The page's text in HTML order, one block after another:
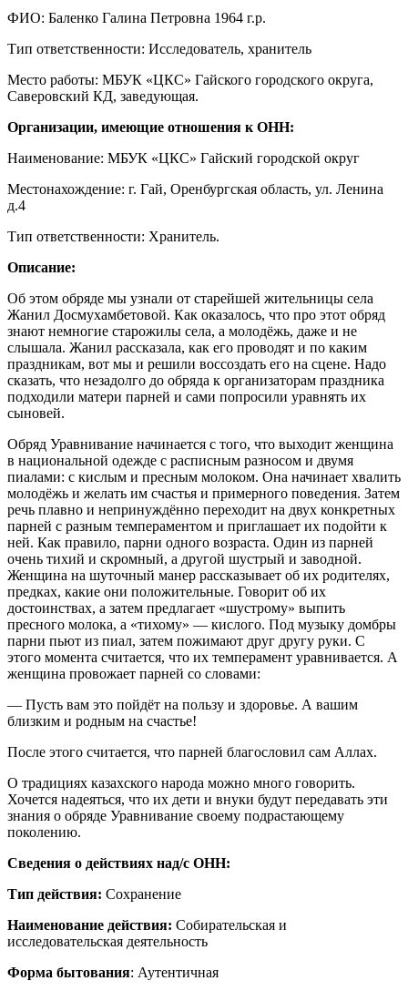
ФИО: Баленко Галина Петровна 1964 г.р.
Тип ответственности: Исследователь, хранитель
Место работы: МБУК «ЦКС» Гайского городского округа,
Саверовский КД, заведующая.
Организации, имеющие отношения к ОНН:
Наименование: МБУК «ЦКС» Гайский городской округ
Местонахождение: г. Гай, Оренбургская область, ул. Ленина
д.4
Тип ответственности: Хранитель.
Описание:
Об этом обряде мы узнали от старейшей жительницы села
Жанил Досмухамбетовой. Как оказалось, что про этот обряд
знают немногие старожилы села, а молодёжь, даже и не
слышала. Жанил рассказала, как его проводят и по каким
праздникам, вот мы и решили воссоздать его на сцене. Надо
сказать, что незадолго до обряда к организаторам праздника
подходили матери парней и сами попросили уравнять их
сыновей.
Обряд Уравнивание начинается с того, что выходит женщина
в национальной одежде с расписным разносом и двумя
пиалами: с кислым и пресным молоком. Она начинает хвалить
молодёжь и желать им счастья и примерного поведения. Затем
речь плавно и непринуждённо переходит на двух конкретных
парней с разным темпераментом и приглашает их подойти к
ней. Как правило, парни одного возраста. Один из парней
очень тихий и скромный, а другой шустрый и заводной.
Женщина на шуточный манер рассказывает об их родителях,
предках, какие они положительные. Говорит об их
достоинствах, а затем предлагает «шустрому» выпить
пресного молока, а «тихому» — кислого. Под музыку домбры
парни пьют из пиал, затем пожимают друг другу руки. С
этого момента считается, что их темперамент уравнивается. А
женщина провожает парней со словами:
— Пусть вам это пойдёт на пользу и здоровье. А вашим
близким и родным на счастье!
После этого считается, что парней благословил сам Аллах.
О традициях казахского народа можно много говорить.
Хочется надеяться, что их дети и внуки будут передавать эти
знания о обряде Уравнивание своему подрастающему
поколению.
Сведения о действиях над/с ОНН:
Тип действия: Сохранение
Наименование действия: Собирательская и
исследовательская деятельность
Форма бытования: Аутентичная